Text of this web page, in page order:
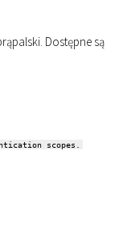
Dostępne są
scopes.